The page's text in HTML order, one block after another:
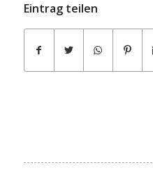
Eintrag teilen